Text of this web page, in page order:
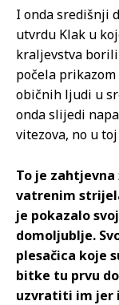
I onda središnji
utvrdu Klak u
kraljevstva
počela
običnih ljudi u
onda slijedi
vitezova, no u
To je
vatrenim
je pokazalo
domoljublje.
plesačica koje
bitke tu prvu
uzvratiti im jer